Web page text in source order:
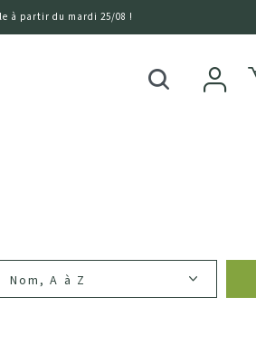
à partir du mardi 25/08 !
Recherche